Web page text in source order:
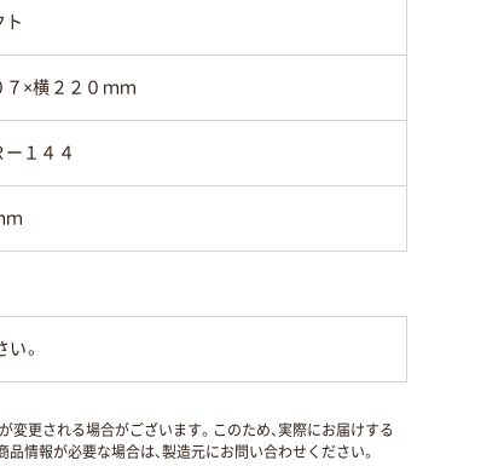
ト
７×横２２０ｍｍ
ー１４４
ｍ
。
変更される場合がございます。このため、実際にお届けする
情報が必要な場合は、製造元にお問い合わせください。